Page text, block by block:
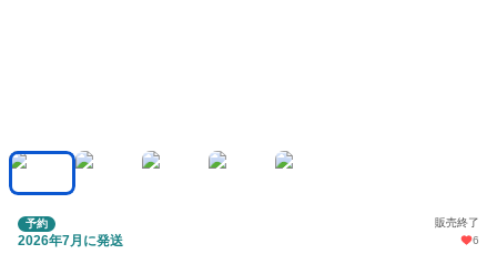
予約 販売終了
2026年7月に発送 6